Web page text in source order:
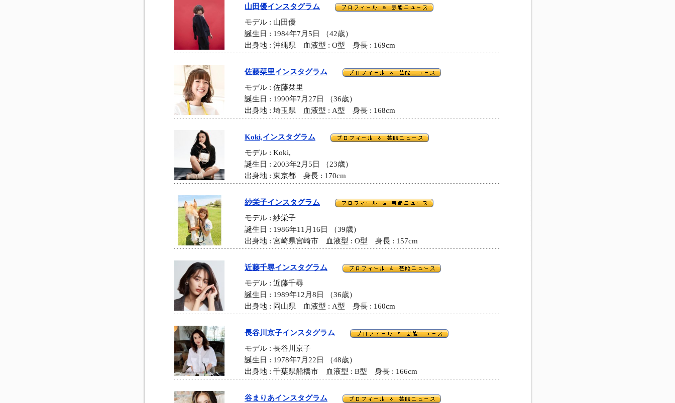
山田優インスタグラム
モデル : 山田優
誕生日 : 1984年7月5日 （42歳）
出身地 : 沖縄県 血液型 : O型 身長 : 169cm
佐藤栞里インスタグラム
モデル : 佐藤栞里
誕生日 : 1990年7月27日 （36歳）
出身地 : 埼玉県 血液型 : A型 身長 : 168cm
Koki,インスタグラム
モデル : Koki,
誕生日 : 2003年2月5日 （23歳）
出身地 : 東京都 身長 : 170cm
紗栄子インスタグラム
モデル : 紗栄子
誕生日 : 1986年11月16日 （39歳）
出身地 : 宮崎県宮崎市 血液型 : O型 身長 : 157cm
近藤千尋インスタグラム
モデル : 近藤千尋
誕生日 : 1989年12月8日 （36歳）
出身地 : 岡山県 血液型 : A型 身長 : 160cm
長谷川京子インスタグラム
モデル : 長谷川京子
誕生日 : 1978年7月22日 （48歳）
出身地 : 千葉県船橋市 血液型 : B型 身長 : 166cm
谷まりあインスタグラム